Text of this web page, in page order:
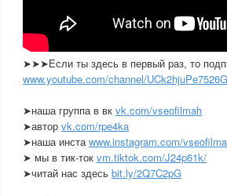
➤➤➤Если ты здесь в первый раз, то
www.youtube.com/channel/
➤наша группа в вк vk.com/vseofilmah
➤автор vk.com/rpe4ka
➤наша инстаwww.instagram.com/
➤ мы в тик-ток vm.tiktok.com/J24p61k/
➤читай нас здесь bit.ly/2Q7C2pG